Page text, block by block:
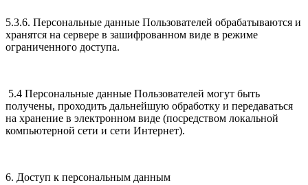
5.3.6. Персональные данные Пользователей обрабатываются и
хранятся на сервере в зашифрованном виде в режиме
ограниченного доступа.
5.4 Персональные данные Пользователей могут быть
получены, проходить дальнейшую обработку и передаваться
на хранение в электронном виде (посредством локальной
компьютерной сети и сети Интернет).
6. Доступ к персональным данным